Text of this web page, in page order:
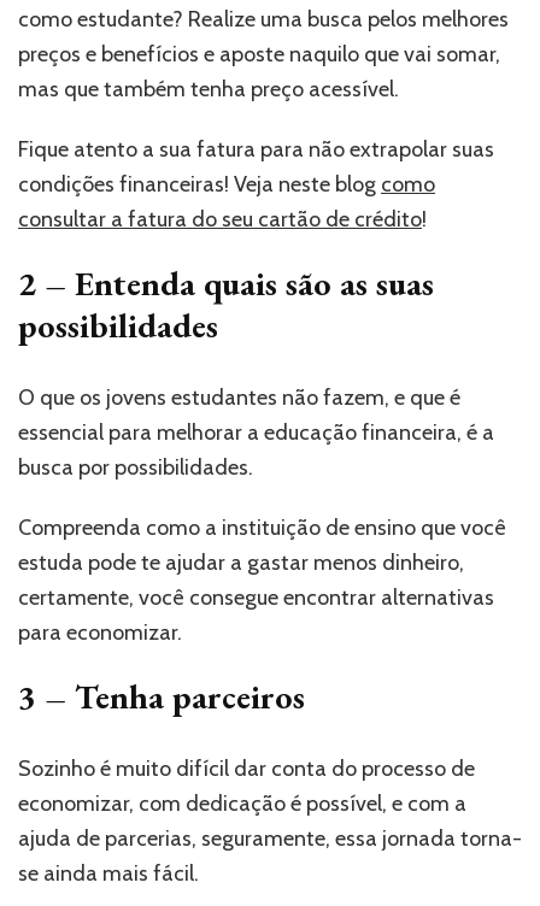
como estudante? Realize uma busca pelos melhores
preços e benefícios e aposte naquilo que vai somar,
mas que também tenha preço acessível.
Fique atento a sua fatura para não extrapolar suas
condições financeiras! Veja neste blog como
consultar a fatura do seu cartão de crédito!
2 – Entenda quais são as suas
possibilidades
O que os jovens estudantes não fazem, e que é
essencial para melhorar a educação financeira, é a
busca por possibilidades.
Compreenda como a instituição de ensino que você
estuda pode te ajudar a gastar menos dinheiro,
certamente, você consegue encontrar alternativas
para economizar.
3 – Tenha parceiros
Sozinho é muito difícil dar conta do processo de
economizar, com dedicação é possível, e com a
ajuda de parcerias, seguramente, essa jornada torna-
se ainda mais fácil.